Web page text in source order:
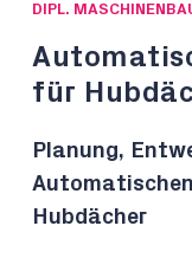
DIPL.
für
Planung,
Hubdächer